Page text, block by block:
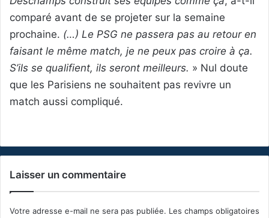
comparé avant de se projeter sur la semaine
prochaine. (…) Le PSG ne passera pas au retour en
faisant le même match, je ne peux pas croire à ça.
S’ils se qualifient, ils seront meilleurs. » Nul doute
que les Parisiens ne souhaitent pas revivre un
match aussi compliqué.
Laisser un commentaire
Votre adresse e-mail ne sera pas publiée. Les champs obligatoires